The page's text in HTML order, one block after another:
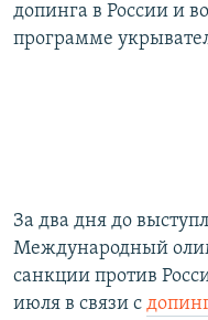
допинга в России и
программе
За два дня до
Международный
санкции против
июля в связи с